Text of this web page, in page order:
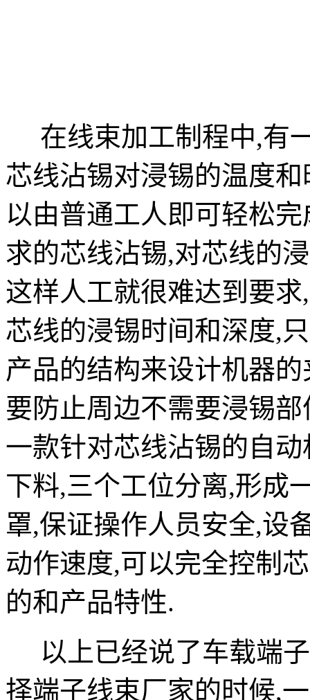
在线束加工制程中,有
芯线沾锡对浸锡的温度
以由普通工人即可轻松
求的芯线沾锡,对芯线的
这样人工就很难达到要
芯线的浸锡时间和深度,
产品的结构来设计机器
要防止周边不需要浸锡
一款针对芯线沾锡的自
下料,三个工位分离,形成
罩,保证操作人员安全,设
动作速度,可以完全控制
的和产品特性.
以上已经说了车载端
择端子线束厂家的时候,